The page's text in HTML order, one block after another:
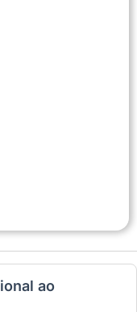
ao